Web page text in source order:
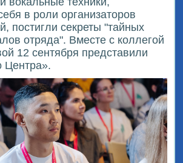
в роли организаторов
постигли секреты "тайных
отряда". Вместе с коллегой
12 сентября представили
Центра».